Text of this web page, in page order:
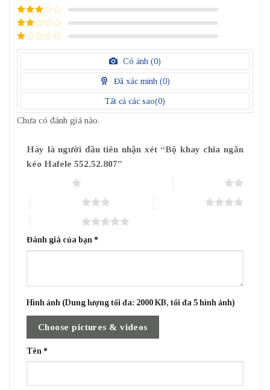
4/ 5
điểm
3/ 5
điểm
2/
điểm
1
điểm
Có ảnh (0)
Đã xác minh (0)
Tất cả các sao(0)
Chưa có đánh giá nào.
Hãy là người đầu tiên nhận xét “Bộ khay chia ngăn
kéo Hafele 552.52.807”
Đánh giá của bạn *
Hình ảnh (Dung lượng tối đa: 2000 KB, tối đa 5 hình ảnh)
Choose pictures & videos
Tên *